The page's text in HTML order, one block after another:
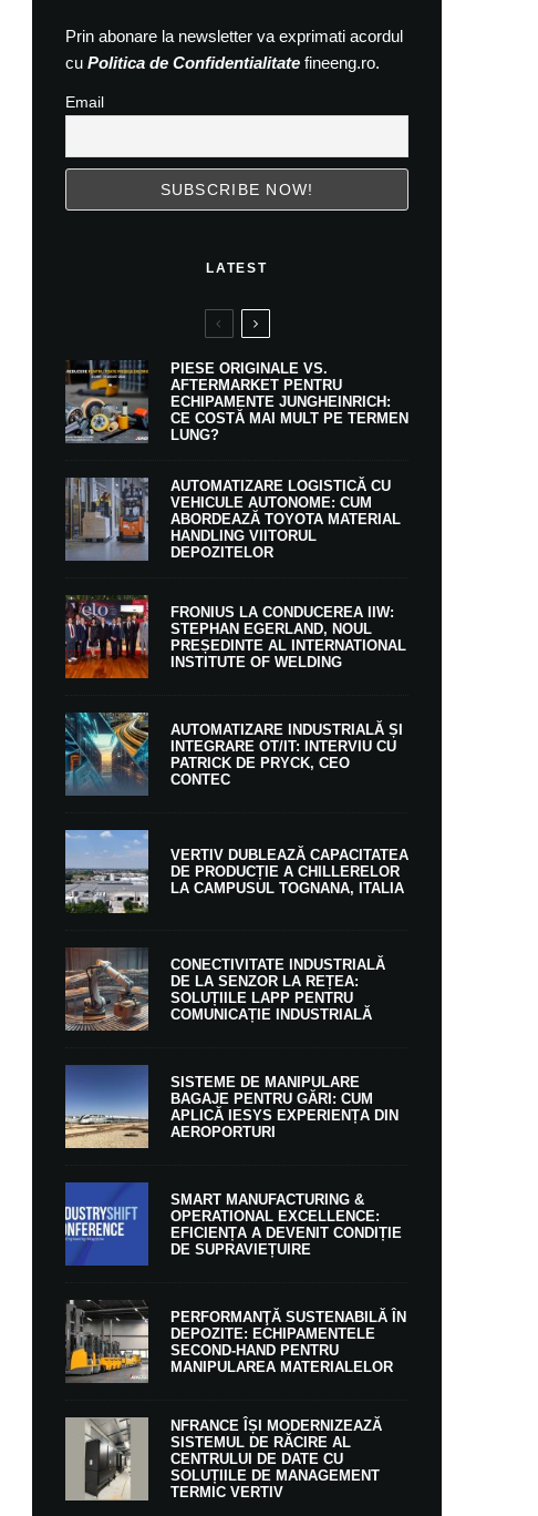
Prin abonare la newsletter va exprimati acordul
cu Politica de Confidentialitate fineeng.ro.
Email
LATEST
PIESE ORIGINALE VS.
AFTERMARKET PENTRU
ECHIPAMENTE JUNGHEINRICH:
CE COSTĂ MAI MULT PE TERMEN
LUNG?
AUTOMATIZARE LOGISTICĂ CU
VEHICULE AUTONOME: CUM
ABORDEAZĂ TOYOTA MATERIAL
HANDLING VIITORUL
DEPOZITELOR
FRONIUS LA CONDUCEREA IIW:
STEPHAN EGERLAND, NOUL
PREȘEDINTE AL INTERNATIONAL
INSTITUTE OF WELDING
AUTOMATIZARE INDUSTRIALĂ ȘI
INTEGRARE OT/IT: INTERVIU CU
PATRICK DE PRYCK, CEO
CONTEC
VERTIV DUBLEAZĂ CAPACITATEA
DE PRODUCȚIE A CHILLERELOR
LA CAMPUSUL TOGNANA, ITALIA
CONECTIVITATE INDUSTRIALĂ
DE LA SENZOR LA REȚEA:
SOLUȚIILE LAPP PENTRU
COMUNICAȚIE INDUSTRIALĂ
SISTEME DE MANIPULARE
BAGAJE PENTRU GĂRI: CUM
APLICĂ IESYS EXPERIENȚA DIN
AEROPORTURI
SMART MANUFACTURING &
OPERATIONAL EXCELLENCE:
EFICIENȚA A DEVENIT CONDIȚIE
DE SUPRAVIEȚUIRE
PERFORMANŢĂ SUSTENABILĂ ÎN
DEPOZITE: ECHIPAMENTELE
SECOND-HAND PENTRU
MANIPULAREA MATERIALELOR
NFRANCE ÎȘI MODERNIZEAZĂ
SISTEMUL DE RĂCIRE AL
CENTRULUI DE DATE CU
SOLUȚIILE DE MANAGEMENT
TERMIC VERTIV